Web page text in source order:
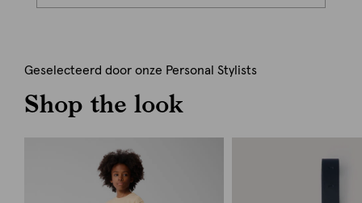
Geselecteerd door onze Personal Stylists
Shop the look